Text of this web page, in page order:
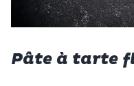
Pâte à tarte